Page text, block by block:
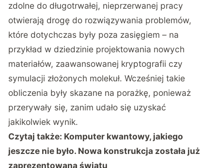
zdolne do długotrwałej, nieprzerwanej pracy
otwierają drogę do rozwiązywania problemów,
które dotychczas były poza zasięgiem – na
przykład w dziedzinie projektowania nowych
materiałów, zaawansowanej kryptografii czy
symulacji złożonych molekuł. Wcześniej takie
obliczenia były skazane na porażkę, ponieważ
przerywały się, zanim udało się uzyskać
jakikolwiek wynik.
Czytaj także: Komputer kwantowy, jakiego
jeszcze nie było. Nowa konstrukcja została już
zaprezentowana światu